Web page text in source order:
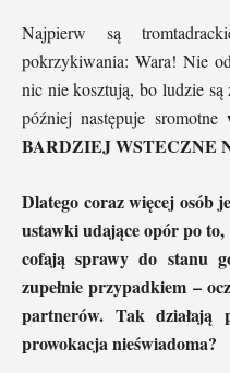
Najpierw są
pokrzykiwania: Wara! Nie
nic nie kosztują, bo ludzie
później następuje sromotne
BARDZIEJ WSTECZNE
Dlatego coraz więcej osób
ustawki udające opór po
cofają sprawy do stanu
zupełnie przypadkiem –
partnerów. Tak działają
prowokacja nieświadoma?